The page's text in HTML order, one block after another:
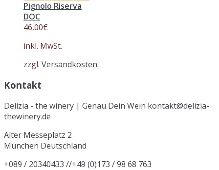
Pignolo Riserva
DOC
46,00€
inkl. MwSt.
zzgl. Versandkosten
Kontakt
Delizia - the winery | Genau Dein Wein kontakt@delizia-
thewinery.de
Alter Messeplatz 2
München Deutschland
+089 / 20340433 //+49 (0)173 / 98 68 763